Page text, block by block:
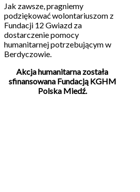
Jak zawsze, pragniemy
podziękować wolontariuszom z
Fundacji 12 Gwiazd za
dostarczenie pomocy
humanitarnej potrzebującym w
Berdyczowie.
Akcja humanitarna została
sfinansowana Fundacją KGHM
Polska Miedź.